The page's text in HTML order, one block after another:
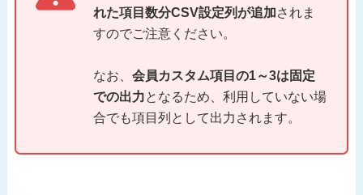
れた項目数分CSV設定列が追加されま
すのでご注意ください。
なお、 会員カスタム項目の1～3は固定
での出力となるため、利用していない場
合でも項目列として出力されます。